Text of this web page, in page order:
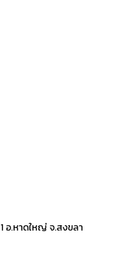
อ.หาดใหญ่ จ.สงขลา